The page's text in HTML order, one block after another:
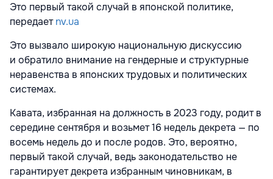
Это первый такой случай в японской политике,
передаетnv.ua
Это вызвало широкую национальную дискуссию
и обратило внимание на гендерные и структурные
неравенства в японских трудовых и политических
системах.
Кавата, избранная на должность в 2023 году, родит в
середине сентября и возьмет 16 недель декрета — по
восемь недель до и после родов. Это, вероятно,
первый такой случай, ведь законодательство не
гарантирует декрета избранным чиновникам, в